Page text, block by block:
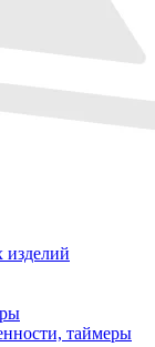
изделий
таймеры